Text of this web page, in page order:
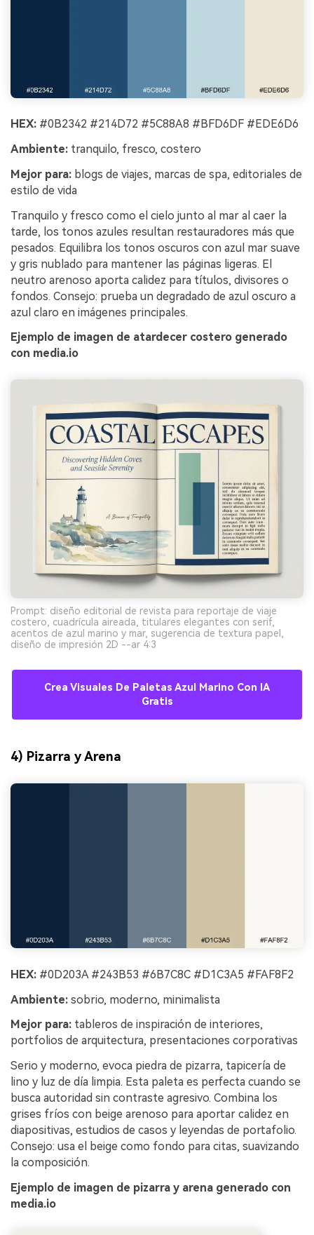
HEX: #0B2342 #214D72 #5C88A8 #BFD6DF #EDE6D6
Ambiente: tranquilo, fresco, costero
Mejor para: blogs de viajes, marcas de spa, editoriales de
estilo de vida
Tranquilo y fresco como el cielo junto al mar al caer la
tarde, los tonos azules resultan restauradores más que
pesados. Equilibra los tonos oscuros con azul mar suave
y gris nublado para mantener las páginas ligeras. El
neutro arenoso aporta calidez para títulos, divisores o
fondos. Consejo: prueba un degradado de azul oscuro a
azul claro en imágenes principales.
Ejemplo de imagen de atardecer costero generado
con media.io
Prompt: diseño editorial de revista para reportaje de viaje
costero, cuadrícula aireada, titulares elegantes con serif,
acentos de azul marino y mar, sugerencia de textura papel,
diseño de impresión 2D --ar 4:3
Crea Visuales De Paletas Azul Marino Con IA
Gratis
4) Pizarra y Arena
HEX: #0D203A #243B53 #6B7C8C #D1C3A5 #FAF8F2
Ambiente: sobrio, moderno, minimalista
Mejor para: tableros de inspiración de interiores,
portfolios de arquitectura, presentaciones corporativas
Serio y moderno, evoca piedra de pizarra, tapicería de
lino y luz de día limpia. Esta paleta es perfecta cuando se
busca autoridad sin contraste agresivo. Combina los
grises fríos con beige arenoso para aportar calidez en
diapositivas, estudios de casos y leyendas de portafolio.
Consejo: usa el beige como fondo para citas, suavizando
la composición.
Ejemplo de imagen de pizarra y arena generado con
media.io